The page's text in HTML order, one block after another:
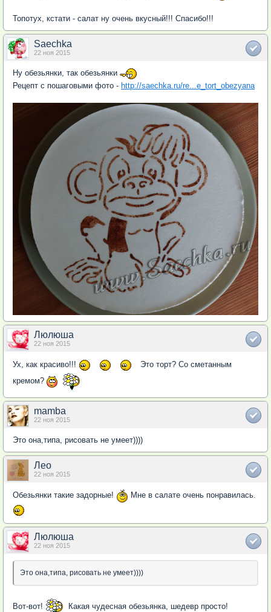
Топотух, кстати - салат ну очень вкусный!!! Спасибо!!!
Saechka
22 ноя 2015
Ну обезьянки, так обезьянки
Рецепт с пошаговыми фото - http://saechka.ru/re...e_tort_obezyana
Люлюша
22 ноя 2015
Ух, как красиво!!!
Это торт? Со сметанным
кремом?
mamba
22 ноя 2015
Это она,типа, рисовать не умеет))))
Лео
22 ноя 2015
Обезьянки такие задорные! Мне в салате очень понравилась.
Люлюша
22 ноя 2015
Это она,типа, рисовать не умеет))))
Вот-вот! Какая чудесная обезьянка, шедевр просто!